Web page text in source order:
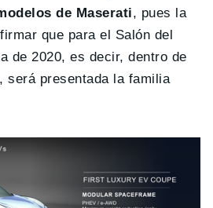
de Maserati, pues la
que para el Salón del
de 2020, es decir, dentro de
será presentada la familia